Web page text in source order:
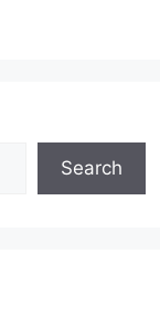
Search